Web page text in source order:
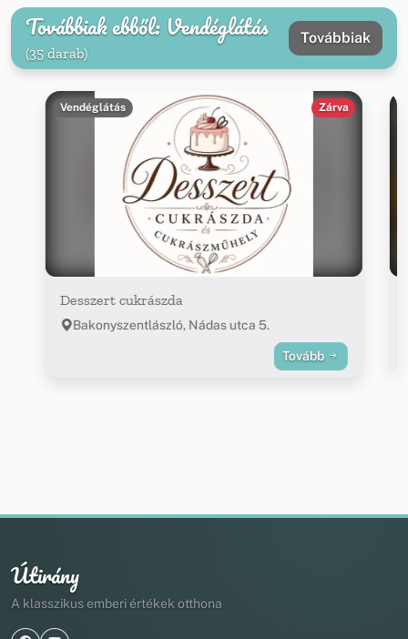
Továbbiak ebből: Vendéglátás
(35 darab)
Továbbiak
Vendéglátás Zárva
Desszert cukrászda
Bakonyszentlászló, Nádas utca 5.
Tovább
Útirány
A klasszikus emberi értékek otthona